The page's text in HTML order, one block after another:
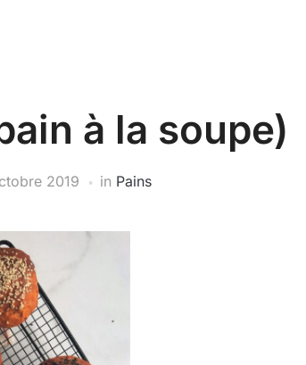
à la soupe)
2019 in Pains